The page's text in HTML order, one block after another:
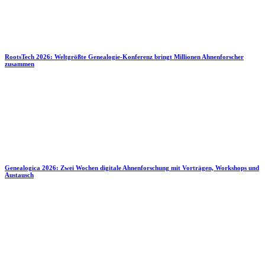
RootsTech 2026: Weltgrößte Genealogie-Konferenz bringt Millionen Ahnenforscher
zusammen
Genealogica 2026: Zwei Wochen digitale Ahnenforschung mit Vorträgen, Workshops und
Austausch